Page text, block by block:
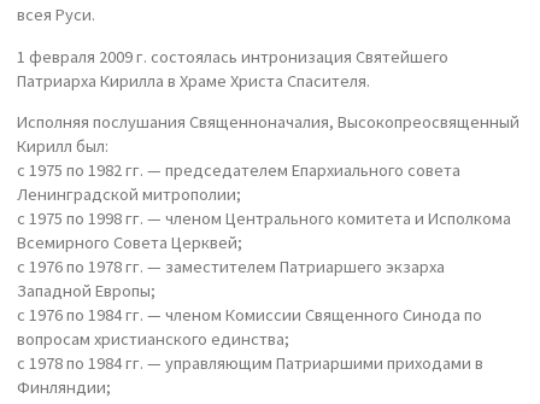
всея Руси.
1 февраля 2009 г. состоялась интронизация Святейшего
Патриарха Кирилла в Храме Христа Спасителя.
Исполняя послушания Священноначалия, Высокопреосвященный
Кирилл был:
с 1975 по 1982 гг. — председателем Епархиального совета
Ленинградской митрополии;
с 1975 по 1998 гг. — членом Центрального комитета и Исполкома
Всемирного Совета Церквей;
с 1976 по 1978 гг. — заместителем Патриаршего экзарха
Западной Европы;
с 1976 по 1984 гг. — членом Комиссии Священного Синода по
вопросам христианского единства;
c 1978 по 1984 гг. — управляющим Патриаршими приходами в
Финляндии;